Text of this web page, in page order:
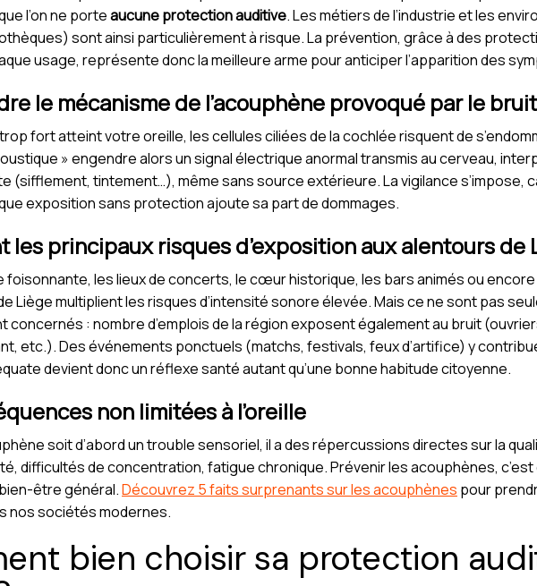
l’on ne porteaucune protection auditive. Les métiers de l’industrie et les
sont ainsi particulièrement à risque. La prévention, grâce à des
usage, représente donc la meilleure arme pour anticiper l’apparition des
le mécanisme de l’acouphène provoqué par le bruit
fort atteint votre oreille, les cellules ciliées de la cochlée risquent de
» engendre alors un signal électrique anormal transmis au cerveau,
(sifflement, tintement…), même sans source extérieure. La vigilance s’impose,
exposition sans protection ajoute sa part de dommages.
les principaux risques d’exposition aux alentours de
foisonnante, les lieux de concerts, le cœur historique, les bars animés ou
Liège multiplient les risques d’intensité sonore élevée. Mais ce ne sont pas
concernés : nombre d’emplois de la région exposent également au bruit
etc.). Des événements ponctuels (matchs, festivals, feux d’artifice) y
devient donc un réflexe santé autant qu’une bonne habitude citoyenne.
non limitées à l’oreille
soit d’abord un trouble sensoriel, il a des répercussions directes sur la
difficultés de concentration, fatigue chronique. Prévenir les acouphènes,
être général.Découvrez 5 faits surprenants sur les acouphènes pour
nos sociétés modernes.
bien choisir sa protection